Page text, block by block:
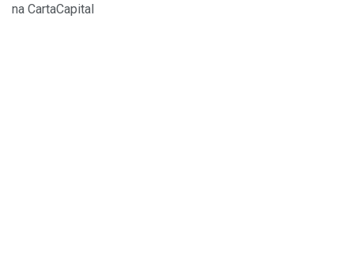
na CartaCapital